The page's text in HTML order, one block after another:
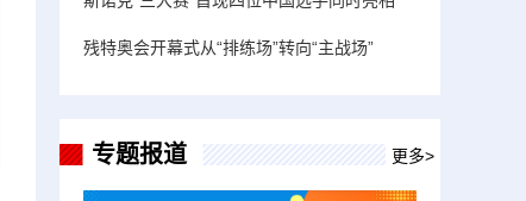
残特奥会开幕式从“排练场”转向“主战场”
专题报道 更多>